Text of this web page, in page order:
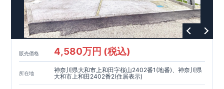
販売価格 4,580万円 (税込)
所在地
神奈川県大和市上和田字桜山2402番1(地番)、神奈川県
大和市上和田2402番2(住居表示)